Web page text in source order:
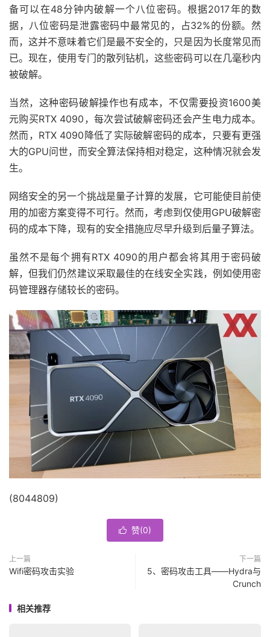
备可以在48分钟内破解一个八位密码。根据2017年的数
据，八位密码是泄露密码中最常见的，占32%的份额。然
而，这并不意味着它们是最不安全的，只是因为长度常见而
已。现在，使用专门的散列钻机，这些密码可以在几毫秒内
被破解。
当然，这种密码破解操作也有成本，不仅需要投资1600美
元购买RTX 4090，每次尝试破解密码还会产生电力成本。
然而，RTX 4090降低了实际破解密码的成本，只要有更强
大的GPU问世，而安全算法保持相对稳定，这种情况就会发
生。
网络安全的另一个挑战是量子计算的发展，它可能使目前使
用的加密方案变得不可行。然而，考虑到仅使用GPU破解密
码的成本下降，现有的安全措施应尽早升级到后量子算法。
虽然不是每个拥有RTX 4090的用户都会将其用于密码破
解，但我们仍然建议采取最佳的在线安全实践，例如使用密
码管理器存储较长的密码。
(8044809)
 赞(0)
上一篇
Wifi密码攻击实验
下一篇
5、密码攻击工具——Hydra与
Crunch
相关推荐